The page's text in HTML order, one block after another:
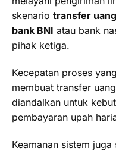
skenario transfer
bank BNI atau bank
pihak ketiga.
Kecepatan proses
membuat transfer
diandalkan untuk
pembayaran upah
Keamanan sistem